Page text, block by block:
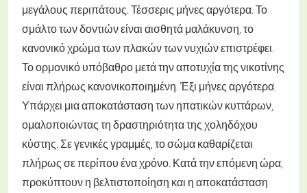
μεγάλους περιπάτους.Τέσσερις μήνες αργότερα. Το
σμάλτο των δοντιών είναι αισθητά μαλάκυνση, το
κανονικό χρώμα των πλακών των νυχιών επιστρέφει.
Το ορμονικό υπόβαθρο μετά την αποτυχία της νικοτίνης
είναι πλήρως κανονικοποιημένη.Έξι μήνες αργότερα.
Υπάρχει μια αποκατάσταση των ηπατικών κυττάρων,
ομαλοποιώντας τη δραστηριότητα της χοληδόχου
κύστης.Σε γενικές γραμμές, το σώμα καθαρίζεται
πλήρως σε περίπου ένα χρόνο. Κατά την επόμενη ώρα,
προκύπτουν η βελτιστοποίηση και η αποκατάσταση